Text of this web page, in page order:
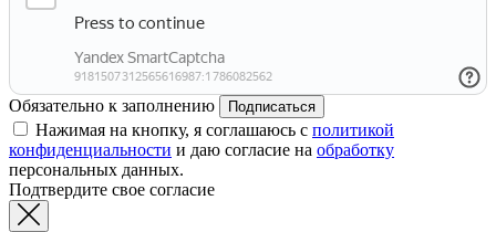
Обязательно к заполнению Подписаться
Нажимая на кнопку, я соглашаюсь с политикой
конфиденциальности и даю согласие на обработку
персональных данных.
Подтвердите свое согласие